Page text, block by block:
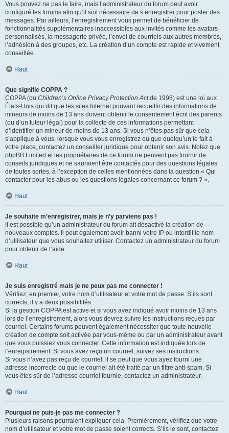
Vous pouvez ne pas le faire, mais l’administrateur du forum peut avoir
configuré les forums afin qu’il soit nécessaire de s’enregistrer pour poster des
messages. Par ailleurs, l’enregistrement vous permet de bénéficier de
fonctionnalités supplémentaires inaccessibles aux invités comme les avatars
personnalisés, la messagerie privée, l’envoi de courriels aux autres membres,
l’adhésion à des groupes, etc. La création d’un compte est rapide et vivement
conseillée.
Haut
Que signifie COPPA ?
COPPA (ou Children’s Online Privacy Protection Actde 1998) est une loi aux
États-Unis qui dit que les sites Internet pouvant recueillir des informations de
mineurs de moins de 13 ans doivent obtenir le consentement écrit des parents
(ou d’un tuteur légal) pour la collecte de ces informations permettant
d’identifier un mineur de moins de 13 ans. Si vous n’êtes pas sûr que cela
s’applique à vous, lorsque vous vous enregistrez ou que quelqu’un le fait à
votre place, contactez un conseiller juridique pour obtenir son avis. Notez que
phpBB Limited et les propriétaires de ce forum ne peuvent pas fournir de
conseils juridiques et ne sauraient être contactés pour des questions légales
de toutes sortes, à l’exception de celles mentionnées dans la question « Qui
contacter pour les abus ou les questions légales concernant ce forum ? ».
Haut
Je souhaite m’enregistrer, mais je n’y parviens pas !
Il est possible qu’un administrateur du forum ait désactivé la création de
nouveaux comptes. Il peut également avoir banni votre IP ou interdit le nom
d’utilisateur que vous souhaitez utiliser. Contactez un administrateur du forum
pour obtenir de l’aide.
Haut
Je suis enregistré mais je ne peux pas me connecter !
Vérifiez, en premier, votre nom d’utilisateur et votre mot de passe. S’ils sont
corrects, il y a deux possibilités :
Si la gestion COPPA est active et si vous avez indiqué avoir moins de 13 ans
lors de l’enregistrement, alors vous devrez suivre les instructions reçues par
courriel. Certains forums peuvent également nécessiter que toute nouvelle
création de compte soit activée par vous-même ou par un administrateur avant
que vous puissiez vous connecter. Cette information est indiquée lors de
l’enregistrement. Si vous avez reçu un courriel, suivez ses instructions.
Si vous n’avez pas reçu de courriel, il se peut que vous ayez fourni une
adresse incorrecte ou que le courriel ait été traité par un filtre anti-spam. Si
vous êtes sûr de l’adresse courriel fournie, contactez un administrateur.
Haut
Pourquoi ne puis-je pas me connecter ?
Plusieurs raisons pourraient expliquer cela. Premièrement, vérifiez que votre
nom d’utilisateur et votre mot de passe soient corrects. S’ils le sont, contactez